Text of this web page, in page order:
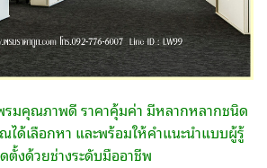
มคุณภาพดี ราคาคุ้มค่า มีหลากหลากชนิด
ด้เลือกหา และพร้อมให้คำแนะนำแบบผู้รู้
ตั้งด้วยช่างระดับมืออาชีพ